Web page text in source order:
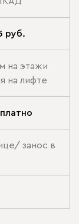
руб.
на этажи
на лифте
занос в